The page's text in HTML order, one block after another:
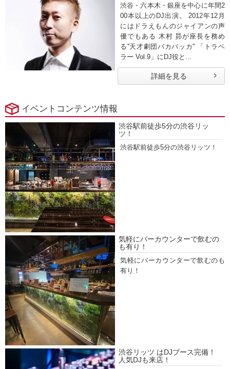
渋谷・六本木・銀座を中心に年間2
00本以上のDJ出演。 2012年12月
にはドラえもんのジャイアンの声
優でもある 木村 昴が座長を務め
る''天才劇団バカバッカ'' 「トラベ
ラー Vol.9」にDJ役と...
詳細を見る
イベントコンテンツ情報
渋谷駅前徒歩5分の渋谷リッ
ツ！
渋谷駅前徒歩5分の渋谷リッツ！
気軽にバーカウンターで飲むの
も有り！
気軽にバーカウンターで飲むのも
有り！
渋谷リッツ はDJブース完備！
人気DJも来店！